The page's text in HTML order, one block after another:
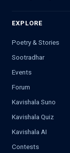
EXPLORE
Poetry & Stories
Sootradhar
Events
Forum
Kavishala Suno
Kavishala Quiz
Kavishala AI
Contests